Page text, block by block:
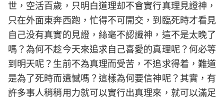
世，空活百歲，只明白道理却不會實行真理見證神，
只在外面東奔西跑，忙得不可開交，到臨死時才看見
自己没有真實的見證，絲毫不認識神，這不是太晚了
嗎？為何不趁今天來追求自己喜愛的真理呢？何必等
到明天呢？生前不為真理而受苦，不追求得着，難道
是為了死時而遺憾嗎？這樣為何要信神呢？其實，有
許多事人稍稍用力就可以實行出真理來，就可以滿足